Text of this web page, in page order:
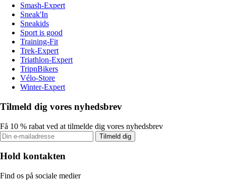
Smash-Expert
Sneak'In
Sneakids
Sport is good
Training-Fit
Trek-Expert
Triathlon-Expert
TripnBikers
Vélo-Store
Winter-Expert
Tilmeld dig vores nyhedsbrev
Få 10 % rabat ved at tilmelde dig vores nyhedsbrev
Tilmeld dig
Hold kontakten
Find os på sociale medier